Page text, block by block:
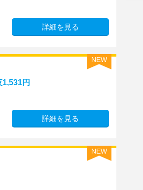
詳細を見る
NEW
円
詳細を見る
NEW